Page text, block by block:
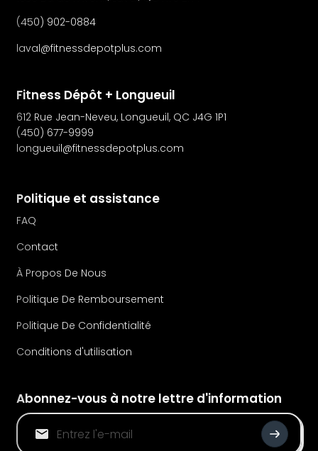
(450) 902-0884
laval@fitnessdepotplus.com
Fitness Dépôt + Longueuil
612 Rue Jean-Neveu, Longueuil, QC J4G 1P1
(450) 677-9999
longueuil@fitnessdepotplus.com
Politique et assistance
FAQ
Contact
À Propos De Nous
Politique De Remboursement
Politique De Confidentialité
Conditions d'utilisation
Abonnez-vous à notre lettre d'information